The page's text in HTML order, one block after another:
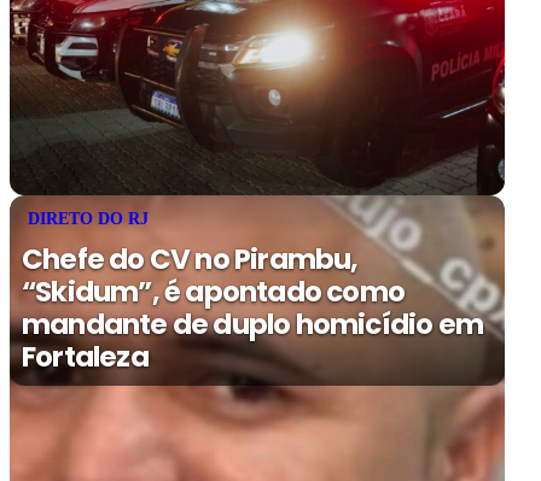
DIRETO DO RJ
Chefe do CV no Pirambu,
“Skidum”, é apontado como
mandante de duplo homicídio em
Fortaleza